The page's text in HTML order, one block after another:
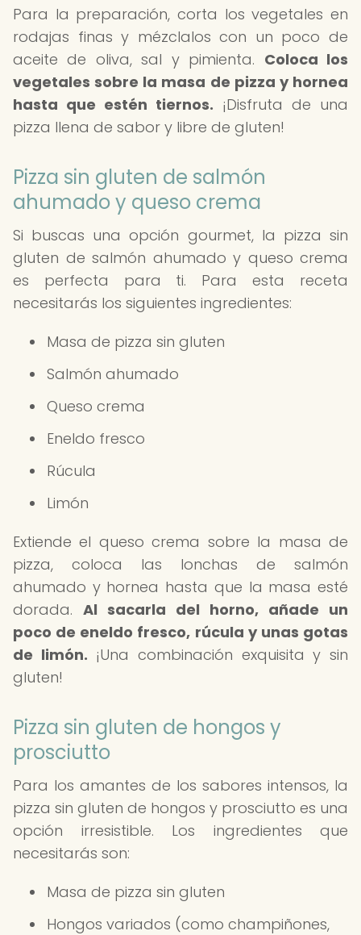
Para la preparación, corta los vegetales en
rodajas finas y mézclalos con un poco de
aceite de oliva, sal y pimienta. Coloca los
vegetales sobre la masa de pizza y hornea
hasta que estén tiernos. ¡Disfruta de una
pizza llena de sabor y libre de gluten!
Pizza sin gluten de salmón
ahumado y queso crema
Si buscas una opción gourmet, la pizza sin
gluten de salmón ahumado y queso crema
es perfecta para ti. Para esta receta
necesitarás los siguientes ingredientes:
Masa de pizza sin gluten
Salmón ahumado
Queso crema
Eneldo fresco
Rúcula
Limón
Extiende el queso crema sobre la masa de
pizza, coloca las lonchas de salmón
ahumado y hornea hasta que la masa esté
dorada. Al sacarla del horno, añade un
poco de eneldo fresco, rúcula y unas gotas
de limón. ¡Una combinación exquisita y sin
gluten!
Pizza sin gluten de hongos y
prosciutto
Para los amantes de los sabores intensos, la
pizza sin gluten de hongos y prosciutto es una
opción irresistible. Los ingredientes que
necesitarás son:
Masa de pizza sin gluten
Hongos variados (como champiñones,